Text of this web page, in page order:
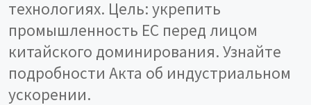
технологиях. Цель: укрепить
промышленность ЕС перед лицом
китайского доминирования. Узнайте
подробности Акта об индустриальном
ускорении.